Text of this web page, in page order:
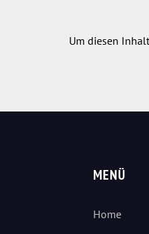
Um diesen
MENÜ
Home